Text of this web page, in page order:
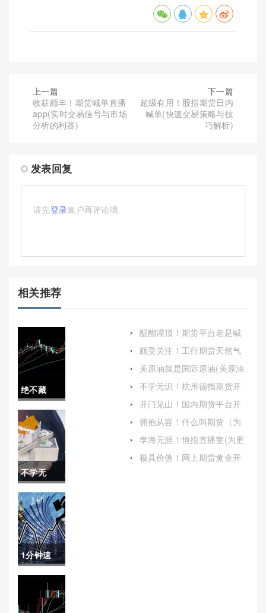
上一篇
收获颇丰！期货喊单直播
app(实时交易信号与市场
分析的利器)
下一篇
超级有用！股指期货日内
喊单(快速交易策略与技
巧解析)
发表回复
请先登录账户再评论哦
相关推荐
绝不藏
拙！恒指
期货开户
邹经理
（专业指
导，轻松
开户）
不学无
识！黄金
期货过夜
保证金
（帮助投
资者更好
地理解和
1分钟速
看！贺州
国际期货
醍醐灌顶！期货平台老是喊
颇受关注！工行期货天然气
美原油就是国际原油(美原油
不学无识！杭州德指期货开
开门见山！国内期货平台开
考和指导）
拥抱从容！什么叫期货（为
会）
学海无涯！恒指直播室(为更
高效、安全的投资体验)
极具价值！网上期货黄金开